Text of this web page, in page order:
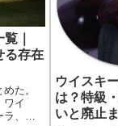
｜
る存在
た。
ワイ
ラ、リ
ウイスキ
は？特級
いと廃止